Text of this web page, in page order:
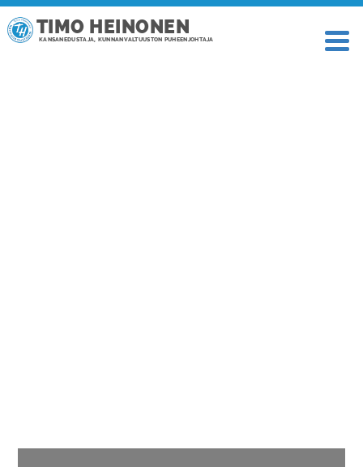
TIMO HEINONEN
KANSANEDUSTAJA, KUNNANVALTUUSTON PUHEENJOHTAJA